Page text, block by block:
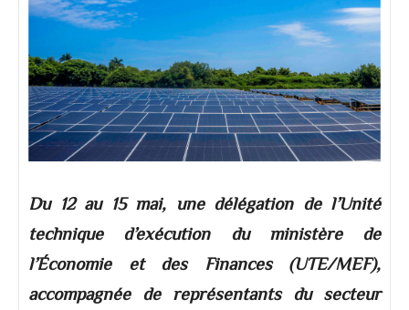
Du 12 au 15 mai, une délégation de l’Unité
technique d’exécution du ministère de
l’Économie et des Finances (UTE/MEF),
accompagnée de représentants du secteur